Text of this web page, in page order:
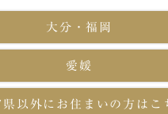
大分・福岡
愛媛
県以外に お住まいの方はこ